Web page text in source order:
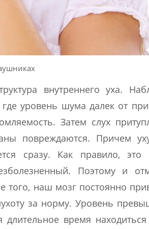
внутреннего уха.
уровень шума далек от
Затем слух
повреждаются. Причем
сразу. Как правило, это
Поэтому и
того, наш мозг постоянно
за норму. Уровень
время